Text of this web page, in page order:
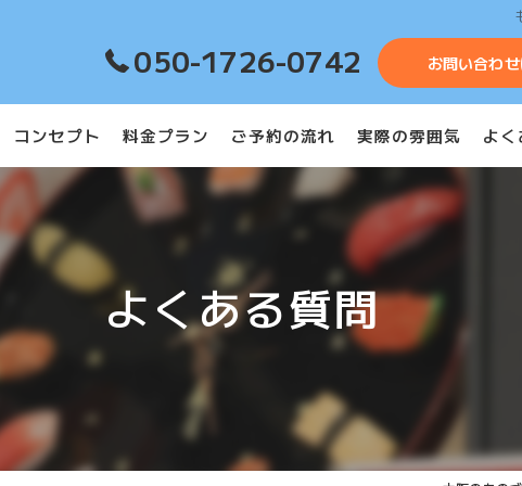
050-1726-0742 お問い合わ
コンセプト 料金プラン ご予約の流れ 実際の雰囲気 よく
よくある質問